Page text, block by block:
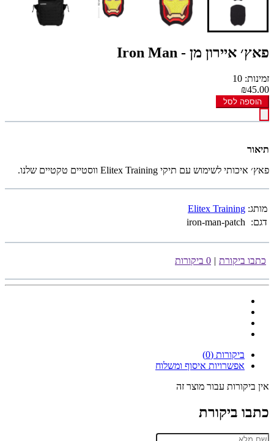
פאץ׳ איירון מן - Iron Man
זמינות: 10
₪45.00
הוספה לסל
תיאור
פאץ׳ איכותי לשימוש עם תיקי Elitex Training ווסטיים טקטיים שלנו.
מותג: Elitex Training
דגם:
iron-man-patch
כתבו ביקורת | 0 ביקורות
ביקורות (0)
אפשרויות איסוף ומשלוח
אין ביקורות עבור מוצר זה
כתבו ביקורת